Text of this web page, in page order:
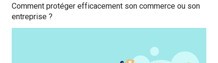
Comment protéger efficacement son commerce ou son
entreprise ?